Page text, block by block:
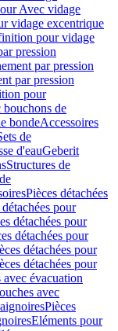
Avec vidage
vidage excentrique
pour vidage
pression
par pression
par pression
pour
bouchons de
bondeAccessoires
de
d'eauGeberit
Structures de
Pièces détachées
pour
détachées pour
détachées pour
détachées pour
détachées pour
évacuation
avec
Pièces
Eléments pour